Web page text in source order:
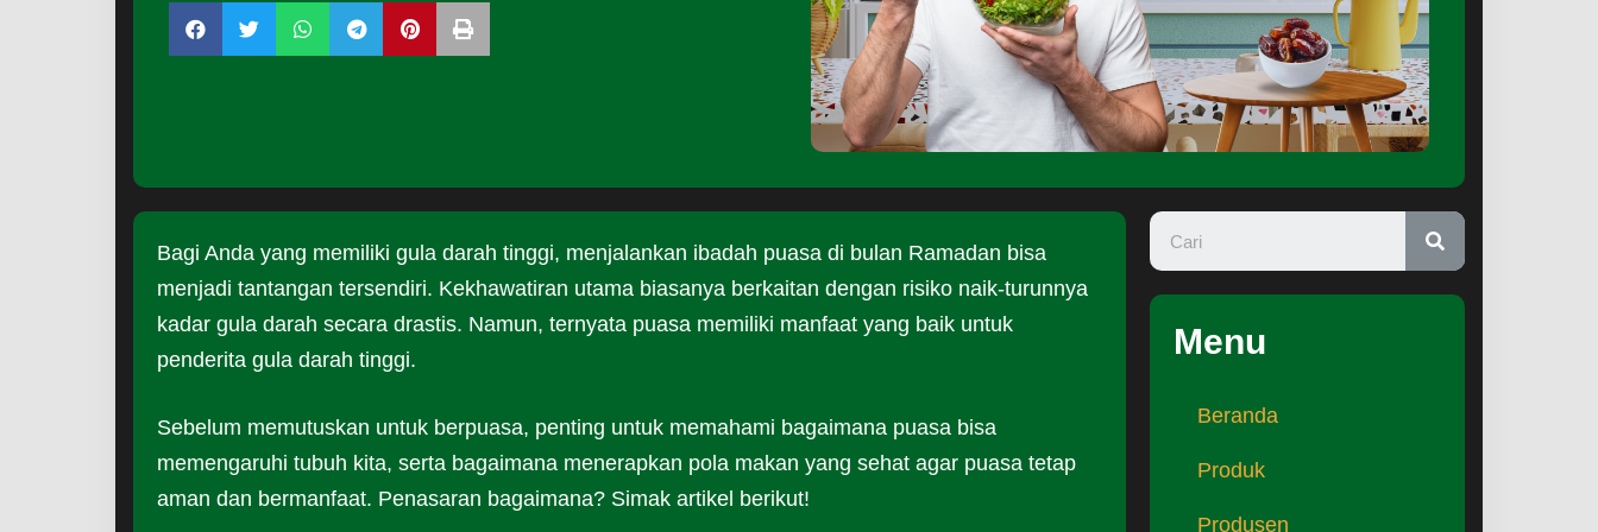
Bagi Anda yang memiliki gula darah tinggi, menjalankan ibadah puasa di bulan Ramadan bisa
menjadi tantangan tersendiri. Kekhawatiran utama biasanya berkaitan dengan risiko naik-turunnya
kadar gula darah secara drastis. Namun, ternyata puasa memiliki manfaat yang baik untuk
penderita gula darah tinggi.
Sebelum memutuskan untuk berpuasa, penting untuk memahami bagaimana puasa bisa
memengaruhi tubuh kita, serta bagaimana menerapkan pola makan yang sehat agar puasa tetap
aman dan bermanfaat. Penasaran bagaimana? Simak artikel berikut!
Menu
Beranda
Produk
Produsen